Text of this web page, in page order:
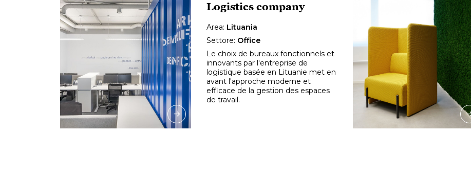
Logistics company
Area: Lituania
Settore: Office
Le choix de bureaux fonctionnels et
innovants par l'entreprise de
logistique basée en Lituanie met en
avant l'approche moderne et
efficace de la gestion des espaces
de travail.